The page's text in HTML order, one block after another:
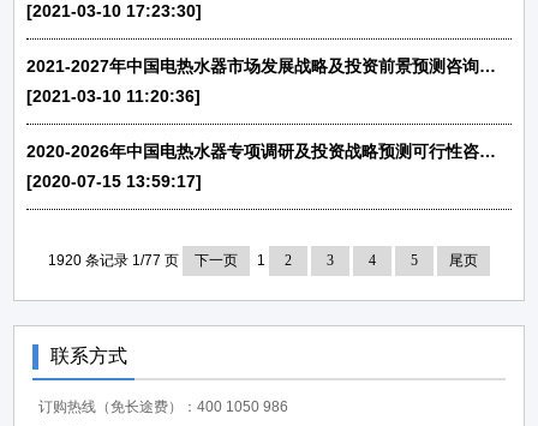
[2021-03-10 17:23:30]
2021-2027年中国电热水器市场发展战略及投资前景预测咨询报告
[2021-03-10 11:20:36]
2020-2026年中国电热水器专项调研及投资战略预测可行性咨询报告
[2020-07-15 13:59:17]
1920 条记录 1/77 页 下一页 1 2 3 4 5 尾页
联系方式
订购热线（免长途费）：400 1050 986